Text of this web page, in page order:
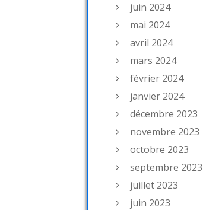
juin 2024
mai 2024
avril 2024
mars 2024
février 2024
janvier 2024
décembre 2023
novembre 2023
octobre 2023
septembre 2023
juillet 2023
juin 2023